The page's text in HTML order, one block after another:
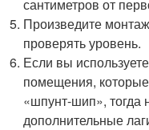
сантиметров от
Произведите
проверять уровень.
Если вы
помещения,
«шпунт-шип», тогда
дополнительные